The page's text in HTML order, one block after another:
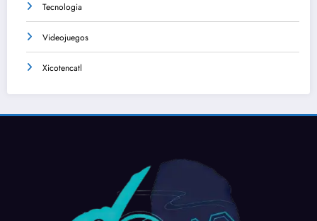
Tecnologia
Videojuegos
Xicotencatl